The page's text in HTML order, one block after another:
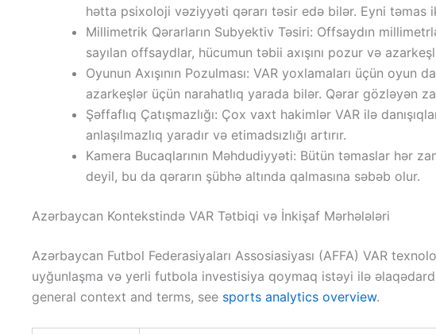
hətta psixoloji vəziyyəti qərarı təsir edə bilər. Eyni
Millimetrik Qərarların Subyektiv Təsiri: Offsaydın
sayılan offsaydlar, hücumun təbii axışını pozur və
Oyunun Axışının Pozulması: VAR yoxlamaları üçün
azarkeşlər üçün narahatlıq yarada bilər. Qərar gözləyən
Şəffaflıq Çatışmazlığı: Çox vaxt hakimlər VAR ilə
anlaşılmazlıq yaradır və etimadsızlığı artırır.
Kamera Bucaqlarının Məhdudiyyəti: Bütün təmaslar hər
deyil, bu da qərarın şübhə altında qalmasına səbəb olur.
Azərbaycan Kontekstində VAR Tətbiqi və İnkişaf Mərhələləri
Azərbaycan Futbol Federasiyaları Assosiasiyası (AFFA) VAR
uyğunlaşma və yerli futbola investisiya qoymaq istəyi ilə
general context and terms, see sports analytics overview.